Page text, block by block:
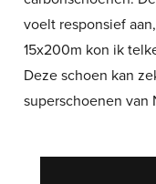
voelt responsief
15x200m kon ik
Deze schoen kan
superschoenen van